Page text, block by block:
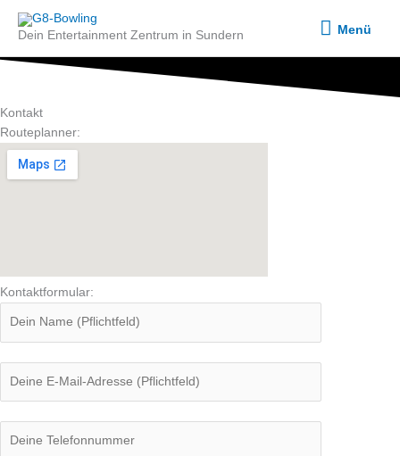
Inhalt
Dein Entertainment Zentrum in Sundern
Menü
Menü
Kontakt
Routeplanner:
Kontaktformular: